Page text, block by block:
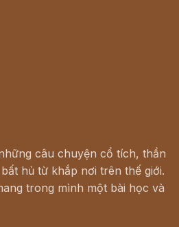
câu chuyện cổ tích, thần
hủ từ khắp nơi trên thế giới.
trong mình một bài học và